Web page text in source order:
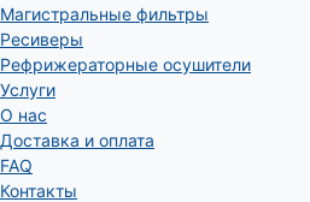
Магистральные фильтры
Ресиверы
Рефрижераторные осушители
Услуги
О нас
Доставка и оплата
FAQ
Контакты